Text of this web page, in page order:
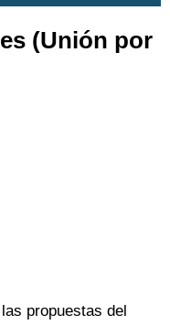
(Unión por
propuestas del